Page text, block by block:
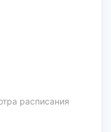
расписания